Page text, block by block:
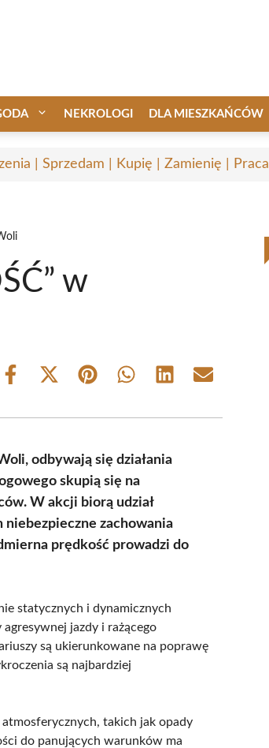
NEKROLOGI DLA MIESZKAŃCÓW
| Sprzedam | Kupię | Zamienię | Praca
w
Share
Share
(Twitter)
Share Share Share Share
odbywają się działania
skupią się na
W akcji biorą udział
zachowania
prędkość prowadzi do
statycznych i dynamicznych
jazdy i rażącego
są ukierunkowane na poprawę
są najbardziej
takich jak opady
do panujących warunków ma